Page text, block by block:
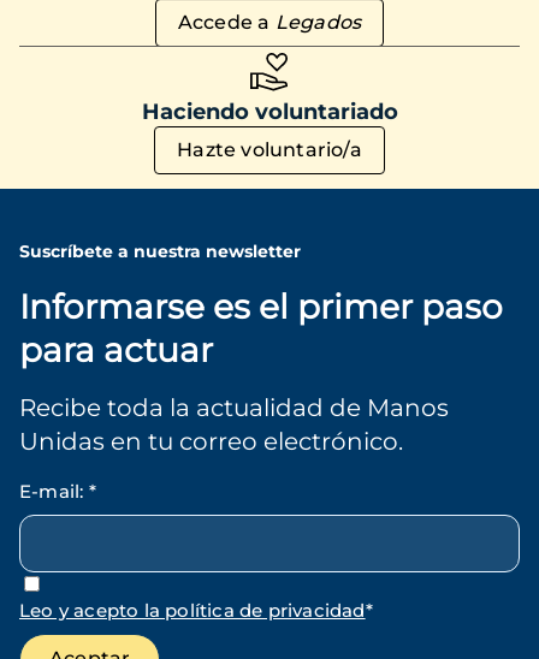
Accede a Legados
Haciendo voluntariado
Hazte voluntario/a
Suscríbete a nuestra newsletter
Informarse es el primer paso
para actuar
Recibe toda la actualidad de Manos
Unidas en tu correo electrónico.
E-mail: *
Leo y acepto la política de privacidad*